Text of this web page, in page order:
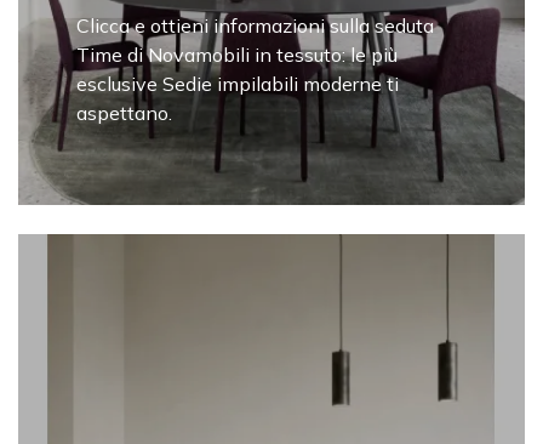
Clicca e ottieni informazioni sulla seduta
Time di Novamobili in tessuto: le più
esclusive Sedie impilabili moderne ti
aspettano.